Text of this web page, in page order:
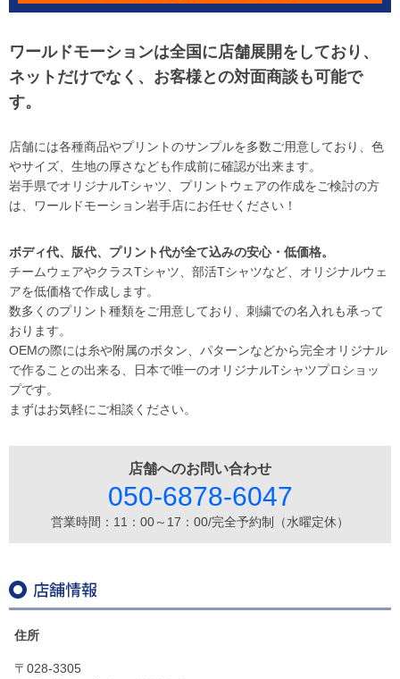
ワールドモーションは全国に店舗展開をしており、
ネットだけでなく、お客様との対面商談も可能で
す。
店舗には各種商品やプリントのサンプルを多数ご用意しており、色
やサイズ、生地の厚さなども作成前に確認が出来ます。
岩手県でオリジナルTシャツ、プリントウェアの作成をご検討の方
は、ワールドモーション岩手店にお任せください！
ボディ代、版代、プリント代が全て込みの安心・低価格。
チームウェアやクラスTシャツ、部活Tシャツなど、オリジナルウェ
アを低価格で作成します。
数多くのプリント種類をご用意しており、刺繍での名入れも承って
おります。
OEMの際には糸や附属のボタン、パターンなどから完全オリジナル
で作ることの出来る、日本で唯一のオリジナルTシャツプロショッ
プです。
まずはお気軽にご相談ください。
店舗へのお問い合わせ
050-6878-6047
営業時間：11：00～17：00/完全予約制（水曜定休）
住所
〒028-3305